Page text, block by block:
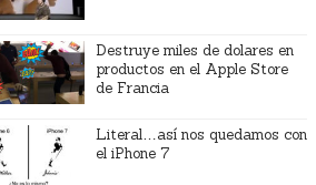
Destruye miles de dolares en
productos en el Apple Store
de Francia
Literal…así nos quedamos con
el iPhone 7